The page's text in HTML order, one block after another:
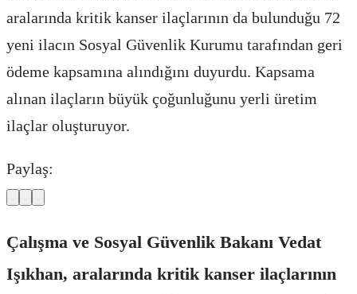
aralarında kritik kanser ilaçlarının da bulunduğu 72
yeni ilacın Sosyal Güvenlik Kurumu tarafından geri
ödeme kapsamına alındığını duyurdu. Kapsama
alınan ilaçların büyük çoğunluğunu yerli üretim
ilaçlar oluşturuyor.
Paylaş:
Çalışma ve Sosyal Güvenlik Bakanı Vedat
Işıkhan, aralarında kritik kanser ilaçlarının